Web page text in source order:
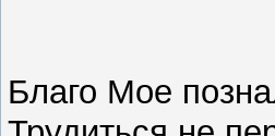
Благо Мое